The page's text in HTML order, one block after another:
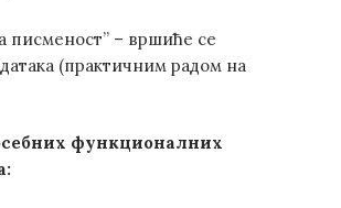
писменост” – вршиће се
(практичним радом на
функционалних